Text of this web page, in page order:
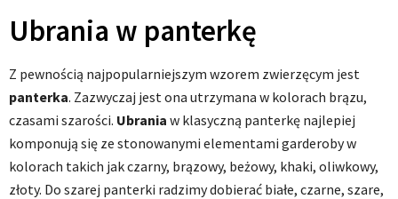
Ubrania w panterkę
Z pewnością najpopularniejszym wzorem zwierzęcym jest
panterka. Zazwyczaj jest ona utrzymana w kolorach brązu,
czasami szarości. Ubrania w klasyczną panterkę najlepiej
komponują się ze stonowanymi elementami garderoby w
kolorach takich jak czarny, brązowy, beżowy, khaki, oliwkowy,
złoty. Do szarej panterki radzimy dobierać białe, czarne, szare,